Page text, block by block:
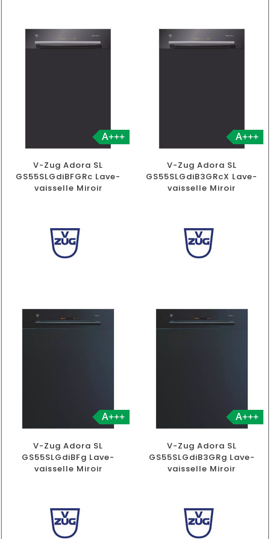
A+++
V-Zug Adora SL
GS55SLGdiBFGRc Lave-
vaisselle Miroir
A+++
V-Zug Adora SL
GS55SLGdiB3GRcX Lave-
vaisselle Miroir
A+++
V-Zug Adora SL
GS55SLGdiBFg Lave-
vaisselle Miroir
A+++
V-Zug Adora SL
GS55SLGdiB3GRg Lave-
vaisselle Miroir